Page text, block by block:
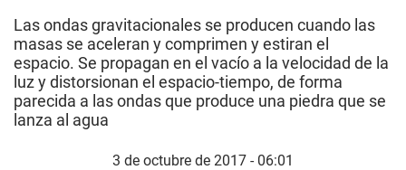
Las ondas gravitacionales se producen cuando las
masas se aceleran y comprimen y estiran el
espacio. Se propagan en el vacío a la velocidad de la
luz y distorsionan el espacio-tiempo, de forma
parecida a las ondas que produce una piedra que se
lanza al agua
3 de octubre de 2017 - 06:01